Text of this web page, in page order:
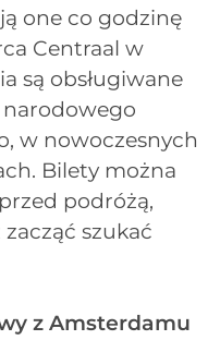
one co godzinę
Centraal w
są obsługiwane
w nowoczesnych
Bilety można
podróżą,
szukać
z Amsterdamu